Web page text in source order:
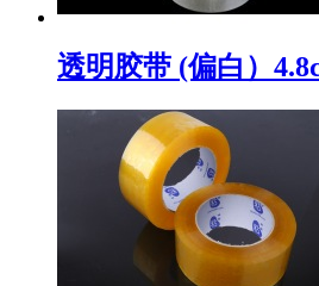
透明胶带 (偏白）